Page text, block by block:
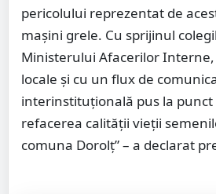
pericolului reprezentat de
mașini grele. Cu sprijinul
Ministerului Afacerilor
locale și cu un flux de
interinstituțională pus la
refacerea calității vieții
comuna Dorolț” – a declarat